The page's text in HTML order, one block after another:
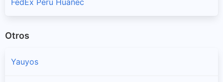
Otros
Yauyos